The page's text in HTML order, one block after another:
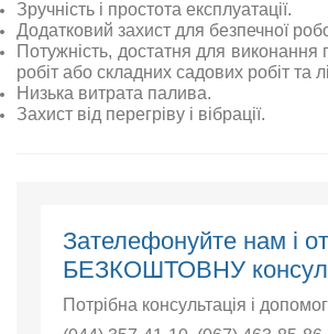
Зручність і простота експлуатації.
Додатковий захист для безпечної
Потужність, достатня для виконання
робіт або складних садових робіт та
Низька витрата палива.
Захист від перегріву і вібрації.
Зателефонуйте нам і
БЕЗКОШТОВНУ
Потрібна консультація і